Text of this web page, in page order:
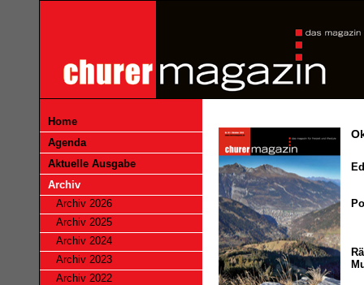
Home
Agenda
Aktuelle Ausgabe
Archiv
Archiv 2026
Archiv 2025
Archiv 2024
Archiv 2023
Archiv 2022